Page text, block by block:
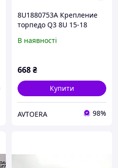
8U1880753A Крепление
торпедо Q3 8U 15-18
В наявності
668₴
Купити
AVTOERA 98%